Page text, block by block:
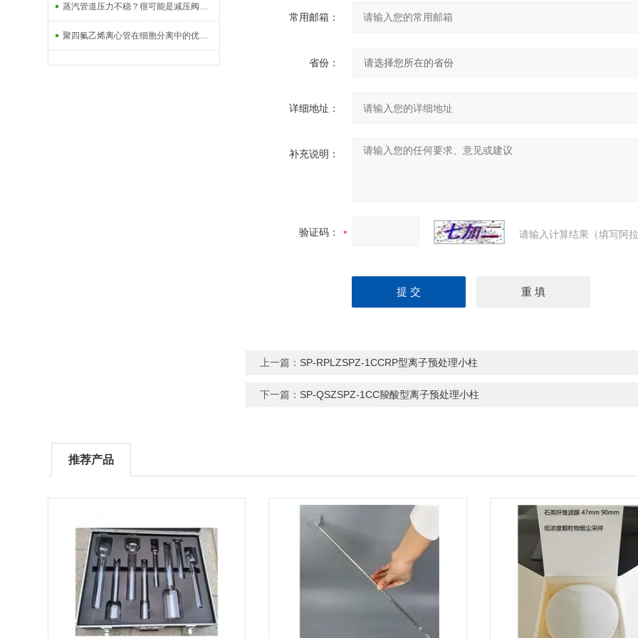
蒸汽管道压力不稳？很可能是减压阀没选对
聚四氟乙烯离心管在细胞分离中的优势分析
常用邮箱：
省份：
详细地址：
补充说明：
验证码： 请输入计算结果（填写阿
上一篇： SP-RPLZSPZ-1CCRP型离子预处理小柱
下一篇： SP-QSZSPZ-1CC羧酸型离子预处理小柱
推荐产品